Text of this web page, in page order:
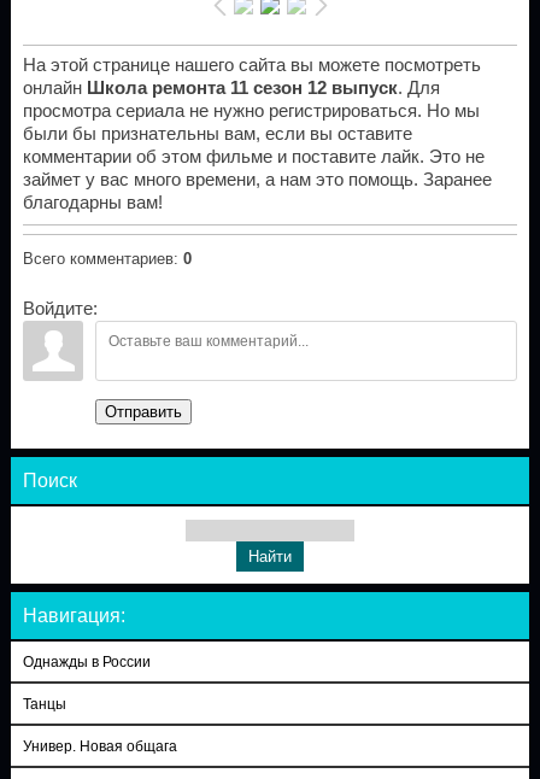
На этой странице нашего сайта вы можете посмотреть
онлайн Школа ремонта 11 сезон 12 выпуск. Для
просмотра сериала не нужно регистрироваться. Но мы
были бы признательны вам, если вы оставите
комментарии об этом фильме и поставите лайк. Это не
займет у вас много времени, а нам это помощь. Заранее
благодарны вам!
Всего комментариев: 0
Войдите:
Отправить
Поиск
Навигация:
Однажды в России
Танцы
Универ. Новая общага